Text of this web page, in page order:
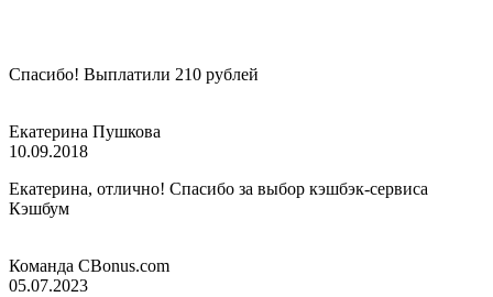
Спасибо! Выплатили 210 рублей
Екатерина Пушкова
10.09.2018
Екатерина, отлично! Спасибо за выбор кэшбэк-сервиса
Кэшбум
Команда CBonus.com
05.07.2023